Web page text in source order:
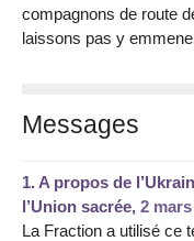
compagnons de route
laissons pas y
Messages
1. A propos de
l’Union sacrée, 2 mars
La Fraction a utilisé ce